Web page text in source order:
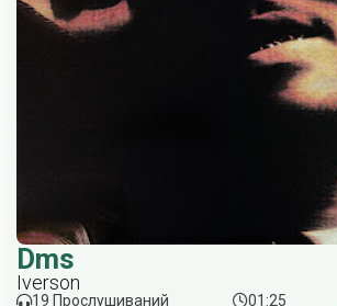
Dms
Iverson
19 Прослушиваний 01:25